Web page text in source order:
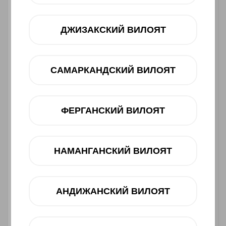
Ishlab chiqaruvchi: Infinix
ДЖИЗАКСКИЙ ВИЛОЯТ
САМАРКАНДСКИЙ ВИЛОЯТ
ФЕРГАНСКИЙ ВИЛОЯТ
НАМАНГАНСКИЙ ВИЛОЯТ
АНДИЖАНСКИЙ ВИЛОЯТ